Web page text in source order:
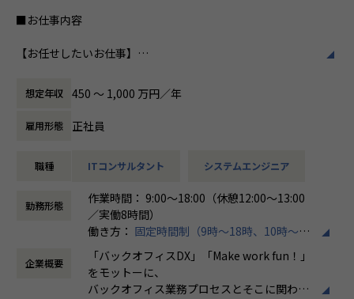
HOPES blog：https://blog.hopes-ise.co.jp/
now%e5%b0%8e%e5%85%a5%e3%83%97%e3%83%a
ef%bc%9a%e3%81%8a%e5%ae%a2%e6%a7%98%e
5%96%84%e3%83%bb%e5%8a%b9%e7%8e%87%e
【会社概要】
「バックオフィスDX」「Make work fun！」をモットー
に、バックオフィス業務とそこに関わる人たちの働き方を変
えていくことを通して、企業競争力を向上させることを使命
としています。
「ヒトが元気になれば、ビジネスも活性化する。」
HOPESはヒトが何をすべきかを追求し、ITの力で “働くを
もっと楽しく” へリノベートすることで社会に貢献します。
募集しております。
＜ホープスBLOG＞
しております！
是非ご覧ください！
HOPES blog：https://blog.hopes-ise.co.jp/
「DX推進の最前線：お客様の社内DX推進って実際何をやっ
https://blog.hopes-ise.co.jp/%e3%80%90%e3%83%9
7%e3%83%ad%e3%82%b8%e3%82%a7%e3%82%af%
e3%83%88%e7%b4%b9%e4%bb%8b%e3%80%91dx%
e6%8e%a8%e9%80%b2%e3%81%ae%e6%9c%80%e
5%89%8d%e7%b7%9a%ef%bc%9a%e3%81%8a%e5%
ae%a2%e6%a7%98%e3%81%ae%e7%a4%be/
ホープスでは、リモートワーク活用があり平
く、プロジェクトに応じて柔軟な働き方がで
ています。
■お仕事内容
【お任せしたいお仕事】
て、システムの導入・開発を行うポジションです。
要件定義から開発・導入フェーズまで、まずはこれまでのご
経験に近しい領域をご担当いただきます。
またキャリアビジョンに合わせて、下流から上流工程にステ
境なので、スキルの幅を広げることも可能です！
《具体的な業務内容》
・要件定義・基本設計・詳細設計
・Outsystemsを用いたアプリ開発・テスト
・API／外部システムとの連携
想定年収 450 〜 1,000 万円／年
雇用形態 正社員
職種 ITコンサルタント システムエンジニア
勤務形態
作業時間： 9:00～18:00（休憩12:00～13:00
／実働8時間）
働き方： 固定時間制（9時～18時、10時～19
時など）
時間外労働の有無： 有（月平均10時間）
休憩時間： 60分
企業概要
「バックオフィスDX」「Make work fun！」
をモットーに、
バックオフィス業務プロセスとそこに関わる